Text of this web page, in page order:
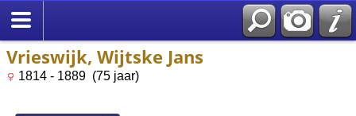
Vrieswijk, Wijtske Jans
1814 - 1889 (75 jaar)